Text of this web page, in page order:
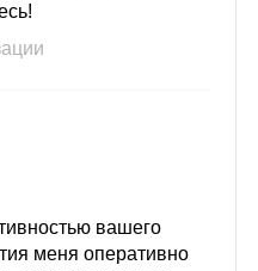
вашего
меня оперативно